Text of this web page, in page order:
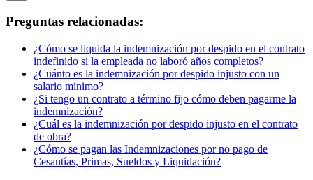
Preguntas relacionadas:
¿Cómo se liquida la indemnización por despido en el contrato
indefinido si la empleada no laboró años completos?
¿Cuánto es la indemnización por despido injusto con un
salario mínimo?
¿Si tengo un contrato a término fijo cómo deben pagarme la
indemnización?
¿Cuál es la indemnización por despido injusto en el contrato
de obra?
¿Cómo se pagan las Indemnizaciones por no pago de
Cesantías, Primas, Sueldos y Liquidación?